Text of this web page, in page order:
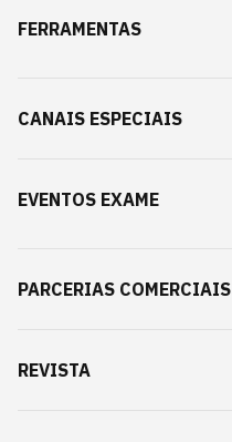
FERRAMENTAS
CANAIS ESPECIAIS
EVENTOS EXAME
PARCERIAS COMERCIAIS
REVISTA